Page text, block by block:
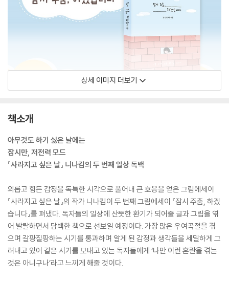
상세 이미지 더보기
책소개
아무것도 하기 싫은 날에는
잠시만, 저전력 모드
『사라지고 싶은 날』 니나킴의 두 번째 일상 독백
외롭고 힘든 감정을 독특한 시각으로 풀어내 큰 호응을 얻은 그림에세이
『사라지고 싶은 날』의 작가 니나킴이 두 번째 그림에세이 『잠시 주춤, 하겠
습니다』를 펴냈다. 독자들의 일상에 산뜻한 환기가 되어줄 글과 그림을 엮
어 발랄하면서 담백한 책으로 선보일 예정이다. 가장 많은 우여곡절을 겪
으며 갈팡질팡하는 시기를 통과하며 알게 된 감정과 생각들을 세밀하게 그
려내고 있어 같은 시기를 보내고 있는 독자들에게 ‘나만 이런 혼란을 겪는
것은 아니구나’라고 느끼게 해줄 것이다.